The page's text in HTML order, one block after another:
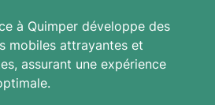
à Quimper développe des
mobiles attrayantes et
assurant une expérience